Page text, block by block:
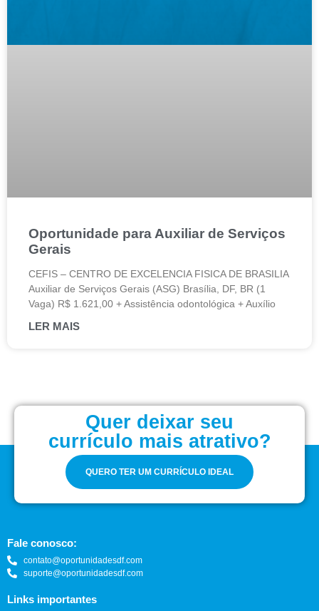
Oportunidade para Auxiliar de Serviços
Gerais
CEFIS – CENTRO DE EXCELENCIA FISICA DE BRASILIA
Auxiliar de Serviços Gerais (ASG) Brasília, DF, BR (1
Vaga) R$ 1.621,00 + Assistência odontológica + Auxílio
LER MAIS
Quer deixar seu
currículo mais atrativo?
QUERO TER UM CURRÍCULO IDEAL
Fale conosco:
contato@oportunidadesdf.com
suporte@oportunidadesdf.com
Links importantes